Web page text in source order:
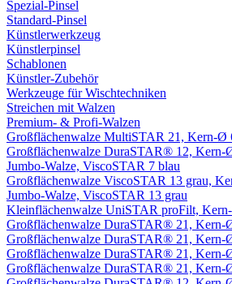
Spezial-Pinsel
Standard-Pinsel
Künstlerwerkzeug
Künstlerpinsel
Schablonen
Künstler-Zubehör
Werkzeuge für Wischtechniken
Streichen mit Walzen
Premium- & Profi-Walzen
Großflächenwalze MultiSTAR 21, Kern-Ø
Großflächenwalze DuraSTAR® 12, Kern-
Jumbo-Walze, ViscoSTAR 7 blau
Großflächenwalze ViscoSTAR 13 grau,
Jumbo-Walze, ViscoSTAR 13 grau
Kleinflächenwalze UniSTAR proFilt,
Großflächenwalze DuraSTAR® 21, Kern-
Großflächenwalze DuraSTAR® 21, Kern-
Großflächenwalze DuraSTAR® 21, Kern-
Großflächenwalze DuraSTAR® 21, Kern-